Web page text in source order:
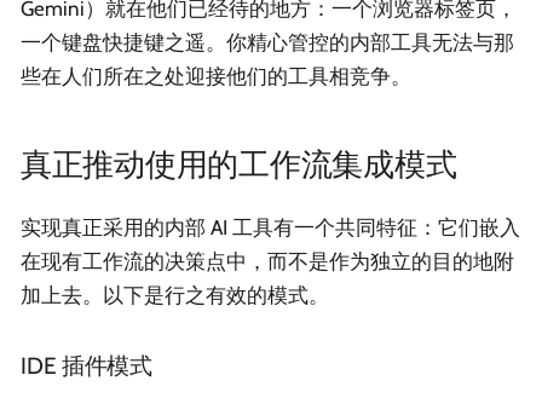
Gemini）就在他们已经待的地方：一个浏览器标签页，
一个键盘快捷键之遥。你精心管控的内部工具无法与那
些在人们所在之处迎接他们的工具相竞争。
真正推动使用的工作流集成模式
实现真正采用的内部 AI 工具有一个共同特征：它们嵌入
在现有工作流的决策点中，而不是作为独立的目的地附
加上去。以下是行之有效的模式。
IDE 插件模式